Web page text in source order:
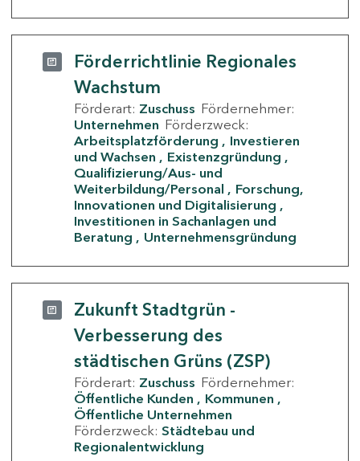
Förderrichtlinie Regionales
Wachstum
Förderart: Zuschuss Fördernehmer:
Unternehmen Förderzweck:
Arbeitsplatzförderung
Investieren
und Wachsen
Existenzgründung
Qualifizierung/Aus- und
Weiterbildung/Personal
Forschung,
Innovationen und Digitalisierung
Investitionen in Sachanlagen und
Beratung
Unternehmensgründung
Zukunft Stadtgrün -
Verbesserung des
städtischen Grüns (ZSP)
Förderart: Zuschuss Fördernehmer:
Öffentliche Kunden
Kommunen
Öffentliche Unternehmen
Förderzweck: Städtebau und
Regionalentwicklung